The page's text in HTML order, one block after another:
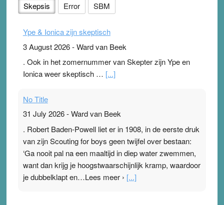
Skepsis Error SBM
Ype & Ionica zijn skeptisch
3 August 2026-Ward van Beek
. Ook in het zomernummer van Skepter zijn Ype en
Ionica weer skeptisch … [...]
No Title
31 July 2026-Ward van Beek
. Robert Baden-Powell liet er in 1908, in de eerste druk
van zijn Scouting for boys geen twijfel over bestaan:
‘Ga nooit pal na een maaltijd in diep water zwemmen,
want dan krijg je hoogstwaarschijnlijk kramp, waardoor
je dubbelklapt en…Lees meer › [...]